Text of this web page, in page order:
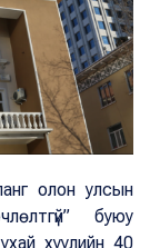
олон улсын
буюу
хуулийн 40